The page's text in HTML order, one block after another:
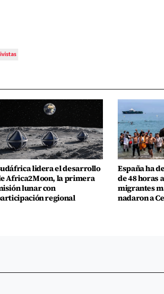
lidera el desarrollo
Africa2Moon, la primera
lunar con
regional
España ha
de 48 horas
migrantes
nadaron a